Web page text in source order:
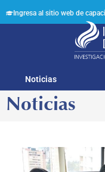
Ingresa al sitio web de
Noticias
Noticias